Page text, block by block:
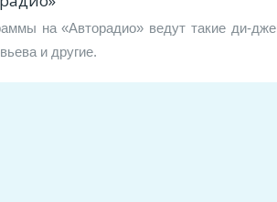
на «Авторадио» ведут такие ди-
и другие.